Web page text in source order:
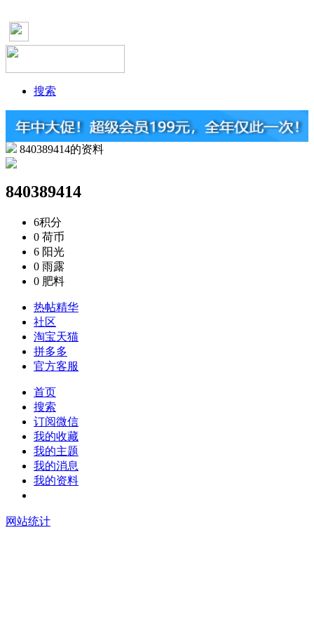
搜索
840389414的资料
840389414
6积分
0 荷币
6 阳光
0 雨露
0 肥料
热帖精华
社区
淘宝天猫
拼多多
官方客服
首页
搜索
订阅微信
我的收藏
我的主题
我的消息
我的资料
网站统计